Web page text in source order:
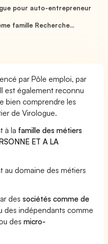
pour auto-entrepreneur
famille Recherche...
par Pôle emploi, par
est également reconnu
bien comprendre les
de Virologue.
à la famille des métiers
ET A LA
au domaine des métiers
dessociétés comme de
des indépendants comme
desmicro-